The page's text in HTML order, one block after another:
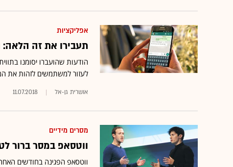
אפליקציות
תעבירו את זה
לעזור למשתמשים לזהות את
אושרית גן-אל 11.07.2018
מסרים מידיים
ווטסאפ במסר ברור
ווטסאפ הפגינה בחודשים